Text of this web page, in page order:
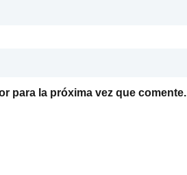
para la próxima vez que comente.